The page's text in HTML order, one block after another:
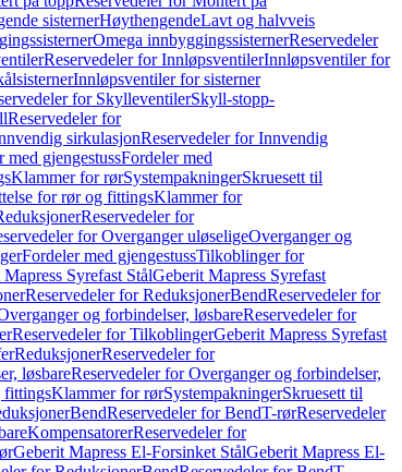
sisternerHøythengendeLavt og halvveis
Omega innbyggingssisternerReservedeler
Reservedeler for InnløpsventilerInnløpsventiler for
Innløpsventiler for sisterner
for SkylleventilerSkyll-stopp-
Reservedeler for
sirkulasjonReservedeler for Innvendig
med gjengestussFordeler med
Klammer for rørSystempakningerSkruesett til
for rør og fittingsKlammer for
Reservedeler for
for Overganger uløseligeOverganger og
Fordeler med gjengestussTilkoblinger for
Syrefast StålGeberit Mapress Syrefast
Reservedeler for ReduksjonerBendReservedeler for
og forbindelser, løsbareReservedeler for
Reservedeler for TilkoblingerGeberit Mapress Syrefast
ReduksjonerReservedeler for
løsbareReservedeler for Overganger og forbindelser,
fittingsKlammer for rørSystempakningerSkruesett til
BendReservedeler for BendT-rørReservedeler
KompensatorerReservedeler for
Geberit Mapress El-Forsinket StålGeberit Mapress El-